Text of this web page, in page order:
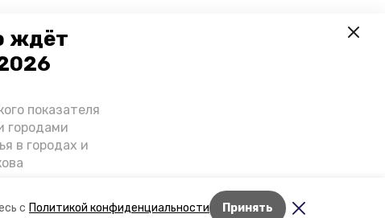
с Политикой конфиденциальности Принять
ждёт
показателя
городами
в городах и
о